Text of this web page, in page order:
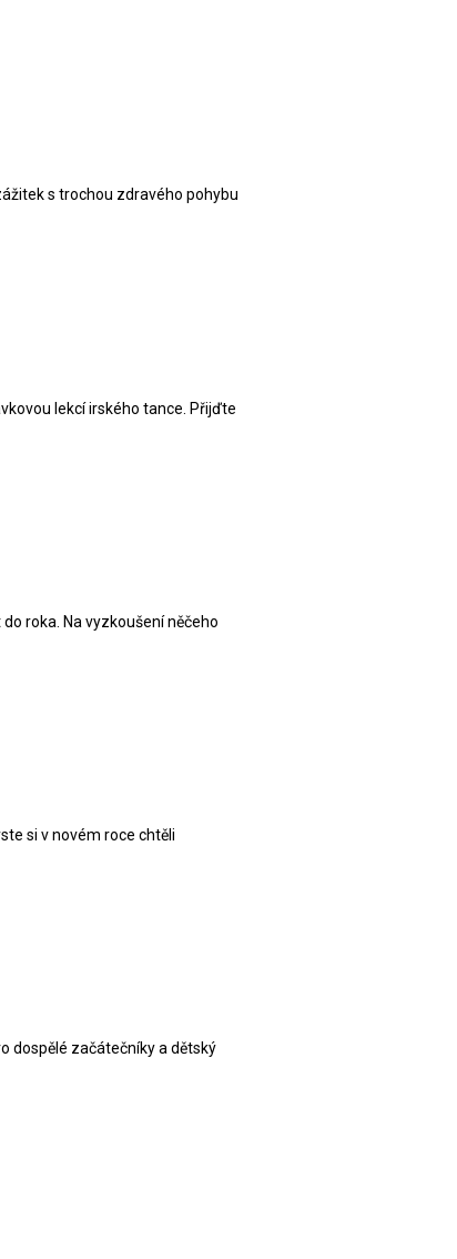
s trochou zdravého pohybu
lekcí irského tance. Přijďte
roka. Na vyzkoušení něčeho
si v novém roce chtěli
dospělé začátečníky a dětský